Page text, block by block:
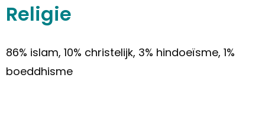
Religie
86% islam, 10% christelijk, 3% hindoeïsme, 1%
boeddhisme